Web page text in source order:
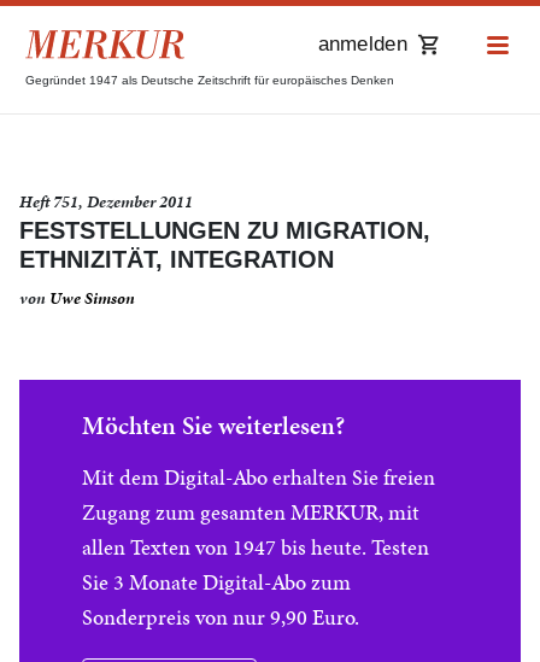
Gegründet 1947 als Deutsche Zeitschrift für europäisches Denken
anmelden
Heft 751, Dezember 2011
FESTSTELLUNGEN ZU MIGRATION,
ETHNIZITÄT, INTEGRATION
von Uwe Simson
Möchten Sie weiterlesen?
Mit dem Digital-Abo erhalten Sie freien
Zugang zum gesamten MERKUR, mit
allen Texten von 1947 bis heute. Testen
Sie 3 Monate Digital-Abo zum
Sonderpreis von nur 9,90 Euro.